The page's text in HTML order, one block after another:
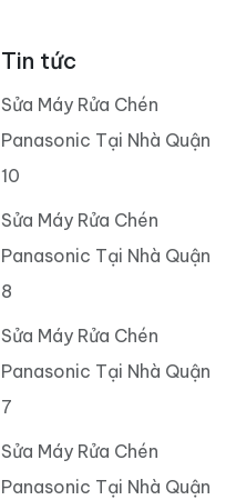
Tin tức
Sửa Máy Rửa Chén
Panasonic Tại Nhà Quận
10
Sửa Máy Rửa Chén
Panasonic Tại Nhà Quận
8
Sửa Máy Rửa Chén
Panasonic Tại Nhà Quận
7
Sửa Máy Rửa Chén
Panasonic Tại Nhà Quận